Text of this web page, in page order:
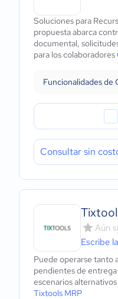
Soluciones para
propuesta abarca
documental,
para los colaboradores
Funcionalidades de
Consultar sin
Aún
Escribe
Puede operarse tanto
pendientes de
escenarios
Tixtools MRP